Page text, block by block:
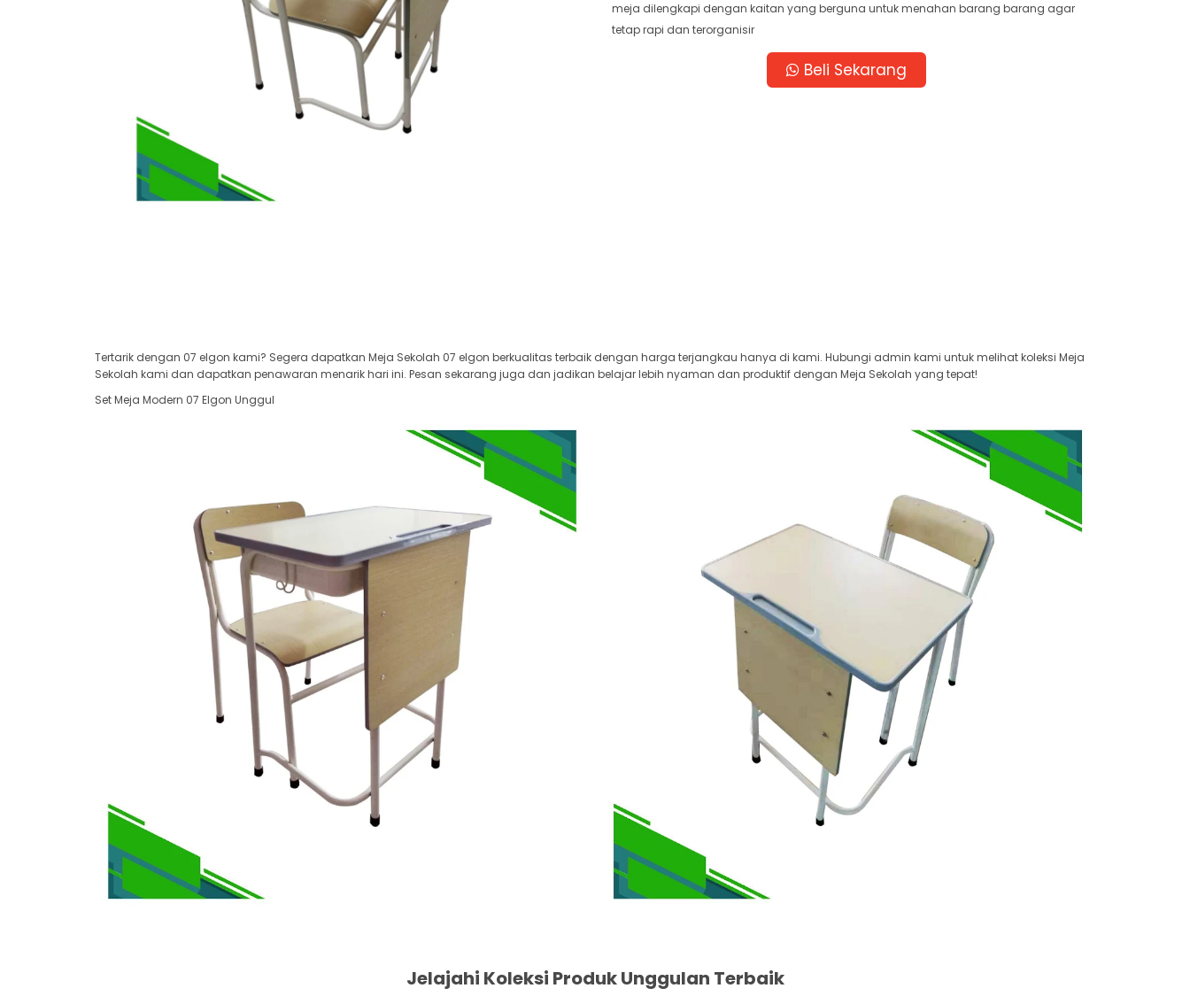
meja dilengkapi dengan kaitan yang berguna untuk menahan barang barang agar
tetap rapi dan terorganisir
Beli Sekarang
Tertarik dengan 07 elgon kami? Segera dapatkan Meja Sekolah 07 elgon berkualitas terbaik dengan harga terjangkau hanya di kami. Hubungi admin kami untuk melihat koleksi Meja
Sekolah kami dan dapatkan penawaran menarik hari ini. Pesan sekarang juga dan jadikan belajar lebih nyaman dan produktif dengan Meja Sekolah yang tepat!
Set Meja Modern 07 Elgon Unggul
Jelajahi Koleksi Produk Unggulan Terbaik